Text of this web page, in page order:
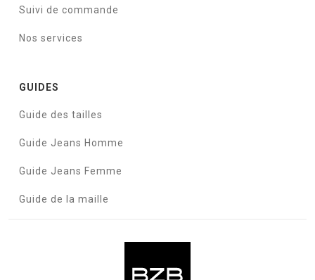
Suivi de commande
Nos services
GUIDES
Guide des tailles
Guide Jeans Homme
Guide Jeans Femme
Guide de la maille